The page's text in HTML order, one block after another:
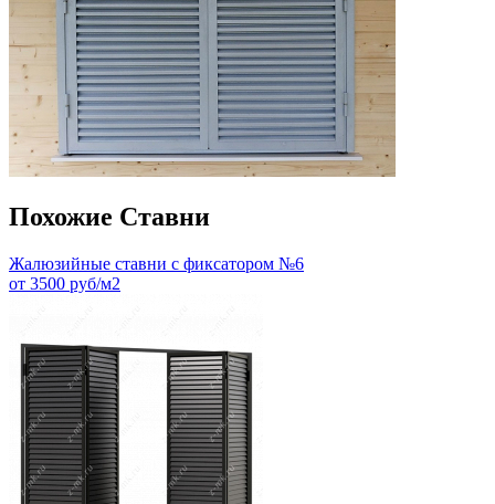
Похожие Ставни
Жалюзийные ставни с фиксатором №6
от 3500 руб/м2